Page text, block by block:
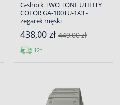
G-shock TWO TONE UTILITY
COLOR GA-100TU-1A3 -
zegarek męski
438,00 zł 449,00 zł
12h